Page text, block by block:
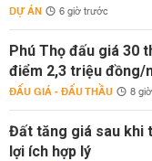
DỰ ÁN 6 giờ trước
Phú Thọ đấu giá 30
điểm 2,3 triệu đồng/
ĐẤU GIÁ - ĐẤU THẦU 8
Đất tăng giá sau khi
lợi ích hợp lý